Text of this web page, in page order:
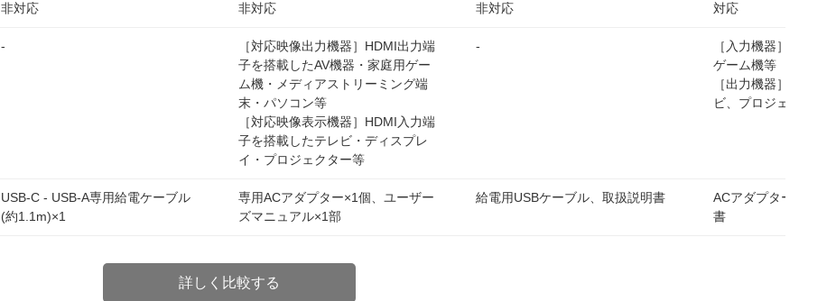
非対応
-
USB-C - USB-A専用給電ケーブル
(約1.1m)×1
非対応
［対応映像出力機器］HDMI出力端
子を搭載したAV機器・家庭用ゲー
ム機・メディアストリーミング端
末・パソコン等
［対応映像表示機器］HDMI入力端
子を搭載したテレビ・ディスプレ
イ・プロジェクター等
専用ACアダプター×1個、ユーザー
ズマニュアル×1部
非対応
-
給電用USBケーブル、取扱説明書
対応
［入力機器］Blue-
ゲーム機等
［出力機器］HDMI
ビ、プロジェクター
ACアダプター、取扱
書
詳しく比較する